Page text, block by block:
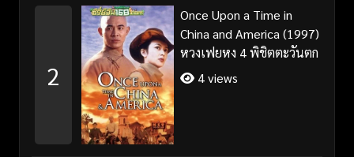
2
Once Upon a Time in
China and America (1997)
หวงเฟยหง 4 พิชิตตะวันตก
4 views